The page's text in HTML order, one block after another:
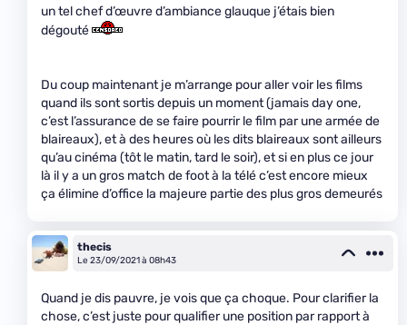
un tel chef d’œuvre d’ambiance glauque j’étais bien
dégouté
Du coup maintenant je m’arrange pour aller voir les films
quand ils sont sortis depuis un moment (jamais day one,
c’est l’assurance de se faire pourrir le film par une armée de
blaireaux), et à des heures où les dits blaireaux sont ailleurs
qu’au cinéma (tôt le matin, tard le soir), et si en plus ce jour
là il y a un gros match de foot à la télé c’est encore mieux
ça élimine d’office la majeure partie des plus gros demeurés
thecis
Le 23/09/2021 à 08h43
Quand je dis pauvre, je vois que ça choque. Pour clarifier la
chose, c’est juste pour qualifier une position par rapport à